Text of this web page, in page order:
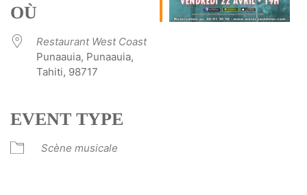
OÙ
Restaurant West Coast
Punaauia, Punaauia,
Tahiti, 98717
EVENT TYPE
Scène musicale